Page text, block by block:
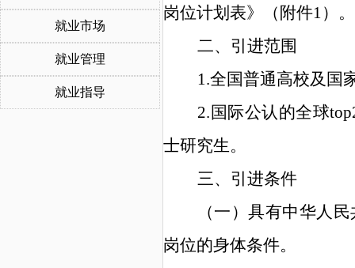
就业市场
就业管理
就业指导
岗位计划表》
（附件1） 。
二、 引进范围
1.全国普通高校及国
2. 国际公认的全球
士研究生。
三、 引进条件
（一）具有中华人
岗位的身体条件。